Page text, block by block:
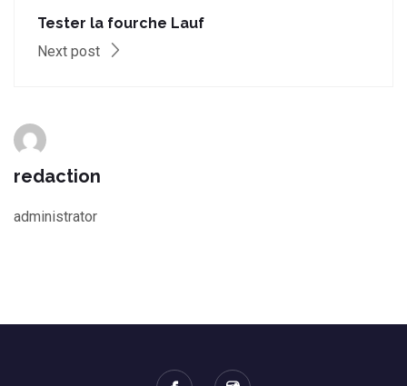
Tester la fourche Lauf
Next post
redaction
administrator